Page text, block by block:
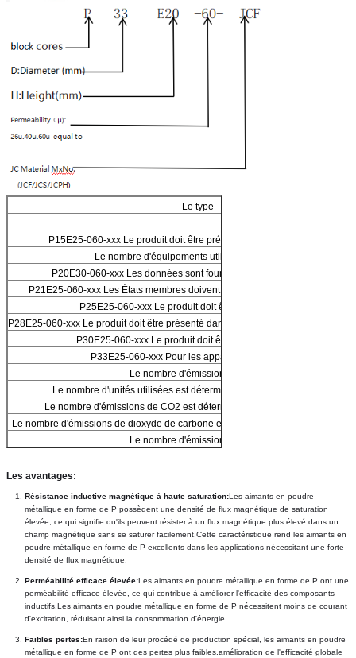
Le type
P15E25-060-xxx Le produit doit être présenté à l'autorité compétente.
Le nombre d'équipements utilisés est le suivant:
P20E30-060-xxx Les données sont fournies à l'autorité compétente.
P21E25-060-xxx Les États membres doivent fournir les informations
P25E25-060-xxx Le produit doit être présenté à l'essai.
P28E25-060-xxx Le produit doit être présenté dans un emballage de qualité
P30E25-060-xxx Le produit doit être présenté à l'hôpital.
P33E25-060-xxx Pour les appareils électroniques
Le nombre d'émissions de CO2
Le nombre d'unités utilisées est déterminé par la méthode suivante:
Le nombre d'émissions de CO2 est déterminé par la méthode suivante:
Le nombre d'émissions de dioxyde de carbone est déterminé par la méthode
Le nombre d'émissions de CO2
Les avantages:
Résistance inductive magnétique à haute saturation:Les aimants en poudre
métallique en forme de P possèdent une densité de flux magnétique de saturation
élevée, ce qui signifie qu'ils peuvent résister à un flux magnétique plus élevé dans un
champ magnétique sans se saturer facilement.Cette caractéristique rend les aimants en
poudre métallique en forme de P excellents dans les applications nécessitant une forte
densité de flux magnétique.
Perméabilité efficace élevée:Les aimants en poudre métallique en forme de P ont une
perméabilité efficace élevée, ce qui contribue à améliorer l'efficacité des composants
inductifs.Les aimants en poudre métallique en forme de P nécessitent moins de courant
d'excitation, réduisant ainsi la consommation d'énergie.
Faibles pertes:En raison de leur procédé de production spécial, les aimants en poudre
métallique en forme de P ont des pertes plus faibles.amélioration de l'efficacité globale